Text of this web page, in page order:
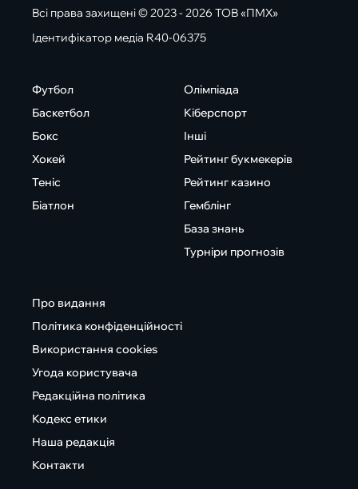
Всі права захищені © 2023 - 2026 ТОВ «ПМХ»
Ідентифікатор медіа R40-06375
Футбол
Баскетбол
Бокс
Хокей
Теніс
Біатлон
Олімпіада
Кіберспорт
Інші
Рейтинг букмекерів
Рейтинг казино
Гемблінг
База знань
Турніри прогнозів
Про видання
Політика конфіденційності
Використання cookies
Угода користувача
Редакційна політика
Кодекс етики
Наша редакція
Контакти